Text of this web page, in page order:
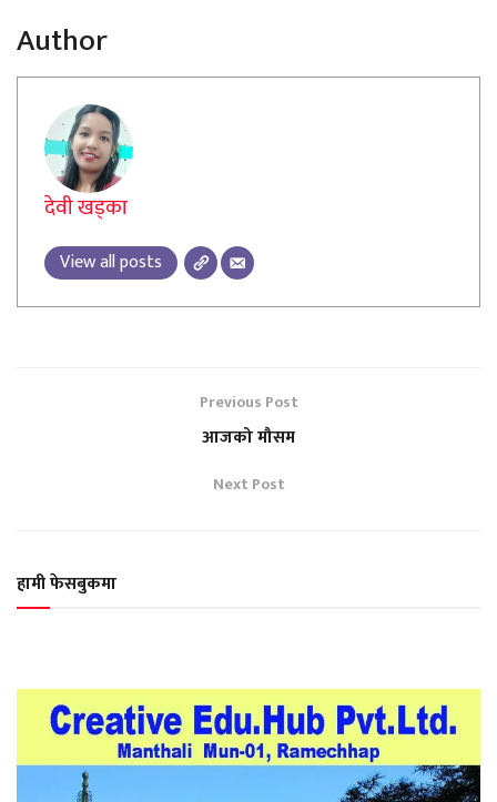
Author
देवी खड्का
View all posts
Previous Post
आजको मौसम
Next Post
हामी फेसबुकमा